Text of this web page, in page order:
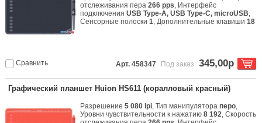
отслеживания пера266 pps, Интерфейс
подключенияUSB Type-A, USB Type-C, microUSB,
Сенсорные полоски1, Дополнительные клавиши18
Сравнить Арт. 458347 Под заказ 345,00р
Графический планшет Huion HS611 (коралловый красный)
Разрешение5 080 lpi, Тип манипулятораперо,
Уровни чувствительности к нажатию8 192, Скорость